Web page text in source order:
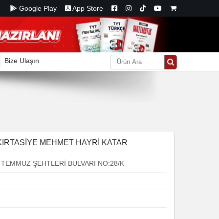
Google Play App Store
Bize Ulaşın
MEHMET HAYRİ KATAR
ŞEHTLERİ BULVARI NO:28/K